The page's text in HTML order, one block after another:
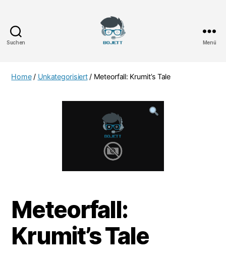
Suchen Menü
Home/ Unkategorisiert/ Meteorfall: Krumit’s Tale
Meteorfall:
Krumit’s Tale